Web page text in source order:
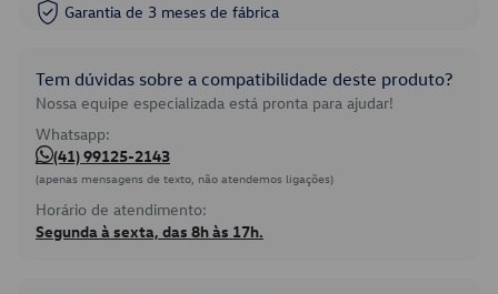
Garantia de 3 meses de fábrica
Tem dúvidas sobre a compatibilidade deste produto?
Nossa equipe especializada está pronta para ajudar!
Whatsapp:
(41) 99125-2143
(apenas mensagens de texto, não atendemos ligações)
Horário de atendimento:
Segunda à sexta, das 8h às 17h.